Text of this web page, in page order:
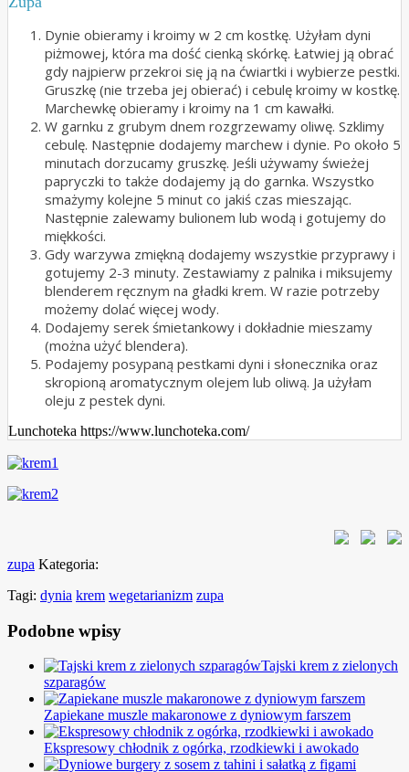
Dynie obieramy i kroimy w 2 cm kostkę. Użyłam dyni
piżmowej, która ma dość cienką skórkę. Łatwiej ją obrać
gdy najpierw przekroi się ją na ćwiartki i wybierze pestki.
Gruszkę (nie trzeba jej obierać) i cebulę kroimy w kostkę.
Marchewkę obieramy i kroimy na 1 cm kawałki.
W garnku z grubym dnem rozgrzewamy oliwę. Szklimy
cebulę. Następnie dodajemy marchew i dynie. Po około 5
minutach dorzucamy gruszkę. Jeśli używamy świeżej
papryczki to także dodajemy ją do garnka. Wszystko
smażymy kolejne 5 minut co jakiś czas mieszając.
Następnie zalewamy bulionem lub wodą i gotujemy do
miękkości.
Gdy warzywa zmiękną dodajemy wszystkie przyprawy i
gotujemy 2-3 minuty. Zestawiamy z palnika i miksujemy
blenderem ręcznym na gładki krem. W razie potrzeby
możemy dolać więcej wody.
Dodajemy serek śmietankowy i dokładnie mieszamy
(można użyć blendera).
Podajemy posypaną pestkami dyni i słonecznika oraz
skropioną aromatycznym olejem lub oliwą. Ja użyłam
oleju z pestek dyni.
Lunchoteka https://www.lunchoteka.com/
zupa Kategoria:
Tagi: dynia krem wegetarianizm zupa
Podobne wpisy
Tajski krem z zielonych
szparagów
Zapiekane muszle makaronowe z dyniowym farszem
Ekspresowy chłodnik z ogórka, rzodkiewki i awokado